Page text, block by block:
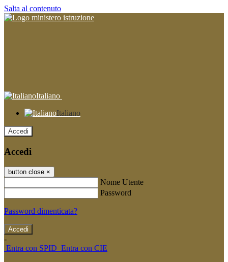
Salta al contenuto
Italiano
Italiano
Accedi
Accedi
button close ×
Nome Utente
Password
Password dimenticata?
-
Entra con SPID Entra con CIE